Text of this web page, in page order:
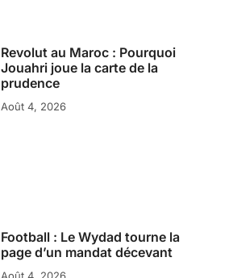
Revolut au Maroc : Pourquoi
Jouahri joue la carte de la
prudence
Août 4, 2026
Football : Le Wydad tourne la
page d’un mandat décevant
Août 4, 2026